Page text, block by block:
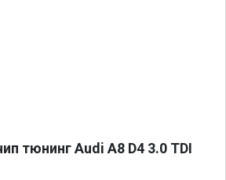
тюнинг Audi A8 D4 3.0 TDI